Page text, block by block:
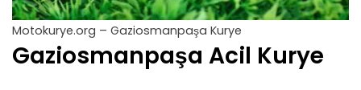
Motokurye.org – Gaziosmanpaşa Kurye
Gaziosmanpaşa Acil Kurye